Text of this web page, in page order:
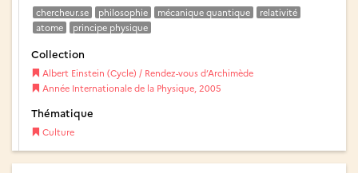
chercheur.se philosophie mécanique quantique
relativité
atome
principe physique
Collection
Albert Einstein (Cycle) / Rendez-vous d’Archimède
Année Internationale de la Physique, 2005
Thématique
Culture